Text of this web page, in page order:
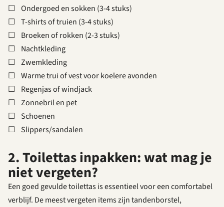
☐ Ondergoed en sokken (3-4 stuks)
☐ T-shirts of truien (3-4 stuks)
☐ Broeken of rokken (2-3 stuks)
☐ Nachtkleding
☐ Zwemkleding
☐ Warme trui of vest voor koelere avonden
☐ Regenjas of windjack
☐ Zonnebril en pet
☐ Schoenen
☐ Slippers/sandalen
2. Toilettas inpakken: wat mag je
niet vergeten?
Een goed gevulde toilettas is essentieel voor een comfortabel
verblijf. De meest vergeten items zijn tandenborstel,